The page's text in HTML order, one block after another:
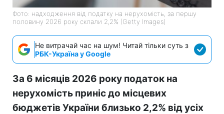
Фото: надходження від податку на нерухомість, за першу
половину 2026 року склали 2,2% (Getty Images)
Не витрачай час на шум! Читай тільки суть з
РБК-Україна у Google
За 6 місяців 2026 року податок на
нерухомість приніс до місцевих
бюджетів України близько 2,2% від усіх